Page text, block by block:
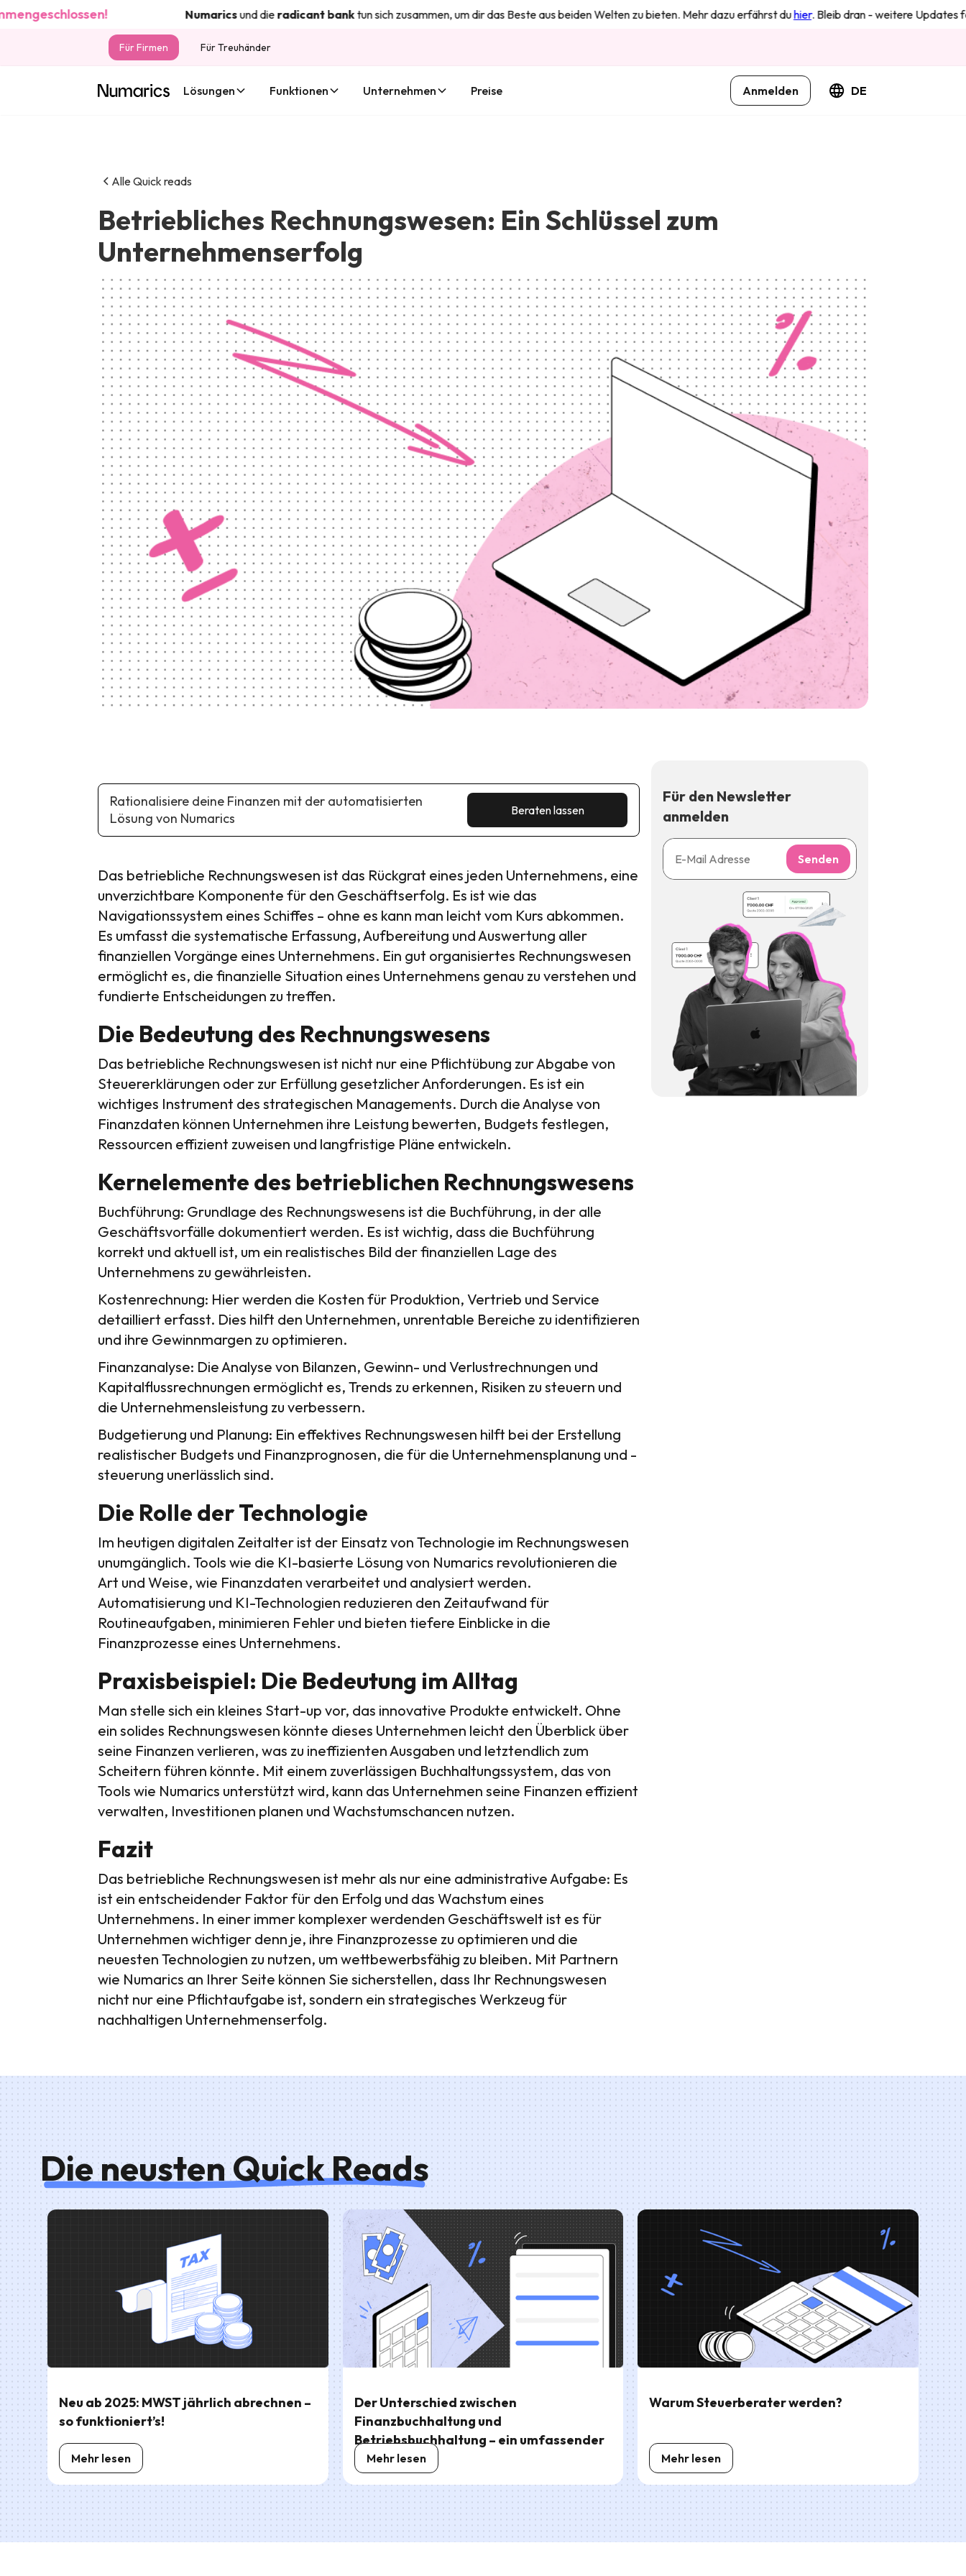
Numaricsund dieradicantbanktun sich zusammen, um dir das Beste aus beiden Welten zu bieten. Mehr dazu erfährst duhier. Bleib dran - weitere Updates folgen in
Für Firmen Für Treuhänder
Lösungen Funktionen Unternehmen Preise Anmelden DE
Alle Quick reads
Betriebliches Rechnungswesen: Ein Schlüssel zum
Unternehmenserfolg
Rationalisiere deine Finanzen mit der automatisierten
Lösung von Numarics
Beraten lassen
Das betriebliche Rechnungswesen ist das Rückgrat eines jeden Unternehmens, eine
unverzichtbare Komponente für den Geschäftserfolg. Es ist wie das
Navigationssystem eines Schiffes – ohne es kann man leicht vom Kurs abkommen.
Es umfasst die systematische Erfassung, Aufbereitung und Auswertung aller
finanziellen Vorgänge eines Unternehmens. Ein gut organisiertes Rechnungswesen
ermöglicht es, die finanzielle Situation eines Unternehmens genau zu verstehen und
fundierte Entscheidungen zu treffen.
Die Bedeutung des Rechnungswesens
Das betriebliche Rechnungswesen ist nicht nur eine Pflichtübung zur Abgabe von
Steuererklärungen oder zur Erfüllung gesetzlicher Anforderungen. Es ist ein
wichtiges Instrument des strategischen Managements. Durch die Analyse von
Finanzdaten können Unternehmen ihre Leistung bewerten, Budgets festlegen,
Ressourcen effizient zuweisen und langfristige Pläne entwickeln.
Kernelemente des betrieblichen Rechnungswesens
Buchführung: Grundlage des Rechnungswesens ist die Buchführung, in der alle
Geschäftsvorfälle dokumentiert werden. Es ist wichtig, dass die Buchführung
korrekt und aktuell ist, um ein realistisches Bild der finanziellen Lage des
Unternehmens zu gewährleisten.
Kostenrechnung: Hier werden die Kosten für Produktion, Vertrieb und Service
detailliert erfasst. Dies hilft den Unternehmen, unrentable Bereiche zu identifizieren
und ihre Gewinnmargen zu optimieren.
Finanzanalyse: Die Analyse von Bilanzen, Gewinn- und Verlustrechnungen und
Kapitalflussrechnungen ermöglicht es, Trends zu erkennen, Risiken zu steuern und
die Unternehmensleistung zu verbessern.
Budgetierung und Planung: Ein effektives Rechnungswesen hilft bei der Erstellung
realistischer Budgets und Finanzprognosen, die für die Unternehmensplanung und -
steuerung unerlässlich sind.
Die Rolle der Technologie
Im heutigen digitalen Zeitalter ist der Einsatz von Technologie im Rechnungswesen
unumgänglich. Tools wie die KI-basierte Lösung von Numarics revolutionieren die
Art und Weise, wie Finanzdaten verarbeitet und analysiert werden.
Automatisierung und KI-Technologien reduzieren den Zeitaufwand für
Routineaufgaben, minimieren Fehler und bieten tiefere Einblicke in die
Finanzprozesse eines Unternehmens.
Praxisbeispiel: Die Bedeutung im Alltag
Man stelle sich ein kleines Start-up vor, das innovative Produkte entwickelt. Ohne
ein solides Rechnungswesen könnte dieses Unternehmen leicht den Überblick über
seine Finanzen verlieren, was zu ineffizienten Ausgaben und letztendlich zum
Scheitern führen könnte. Mit einem zuverlässigen Buchhaltungssystem, das von
Tools wie Numarics unterstützt wird, kann das Unternehmen seine Finanzen effizient
verwalten, Investitionen planen und Wachstumschancen nutzen.
Fazit
Das betriebliche Rechnungswesen ist mehr als nur eine administrative Aufgabe: Es
ist ein entscheidender Faktor für den Erfolg und das Wachstum eines
Unternehmens. In einer immer komplexer werdenden Geschäftswelt ist es für
Unternehmen wichtiger denn je, ihre Finanzprozesse zu optimieren und die
neuesten Technologien zu nutzen, um wettbewerbsfähig zu bleiben. Mit Partnern
wie Numarics an Ihrer Seite können Sie sicherstellen, dass Ihr Rechnungswesen
nicht nur eine Pflichtaufgabe ist, sondern ein strategisches Werkzeug für
nachhaltigen Unternehmenserfolg.
Für den Newsletter
anmelden
Senden
Die neusten Quick Reads
Neu ab 2025: MWST jährlich abrechnen –
so funktioniert’s!
Mehr lesen
Der Unterschied zwischen
Finanzbuchhaltung und
Betriebsbuchhaltung – ein umfassender
Überblick
Mehr lesen
Warum Steuerberater werden?
Mehr lesen